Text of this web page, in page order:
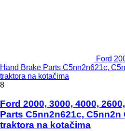
Ford
Hand Brake Parts C5nn2n621c,
traktora na kotačima
8
Ford 2000, 3000, 4000,
Parts C5nn2n621c, C5nn2n
traktora na kotačima